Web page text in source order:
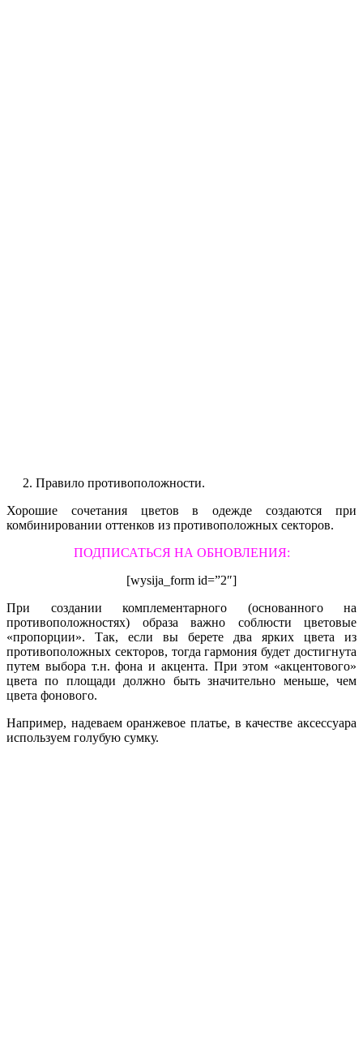
2. Правило противоположности.
Хорошие сочетания цветов в одежде создаются при
комбинировании оттенков из противоположных секторов.
ПОДПИСАТЬСЯ НА ОБНОВЛЕНИЯ:
[wysija_form id=”2″]
При создании комплементарного (основанного на
противоположностях) образа важно соблюсти цветовые
«пропорции». Так, если вы берете два ярких цвета из
противоположных секторов, тогда гармония будет достигнута
путем выбора т.н. фона и акцента. При этом «акцентового»
цвета по площади должно быть значительно меньше, чем
цвета фонового.
Например, надеваем оранжевое платье, в качестве аксессуара
используем голубую сумку.